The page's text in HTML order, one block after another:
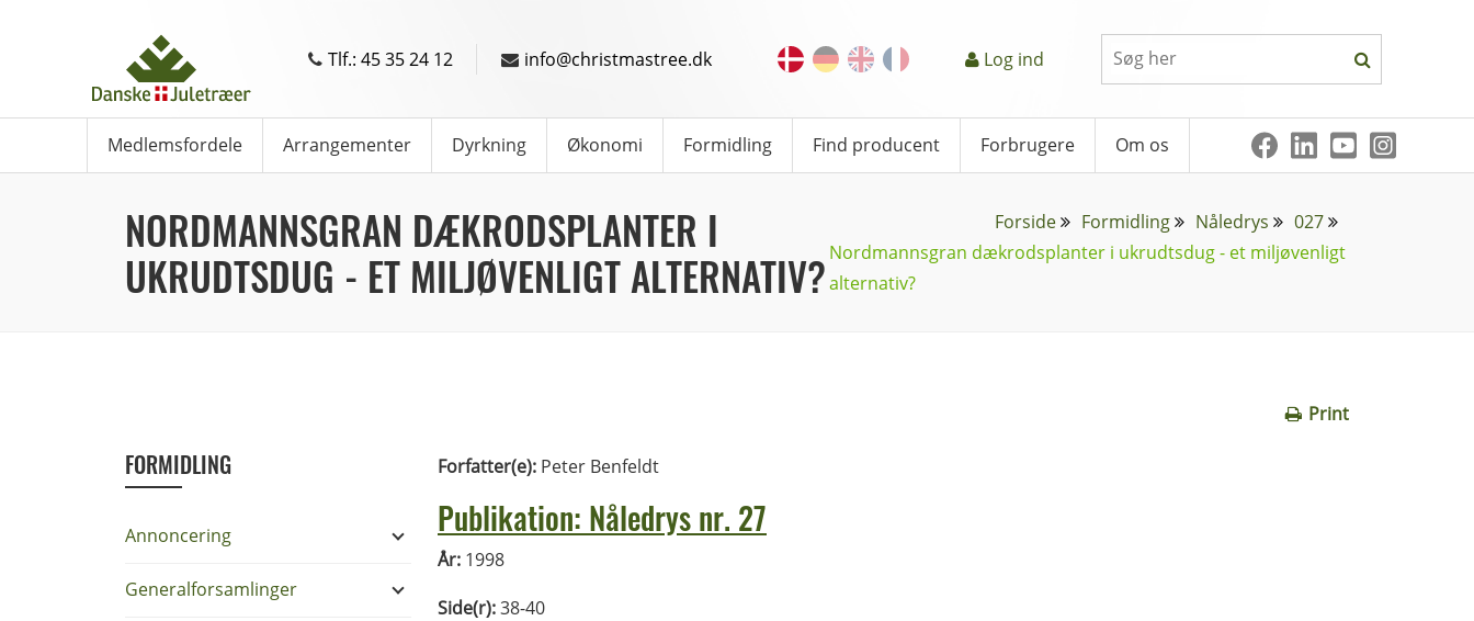
Tlf.: 45 35 24 12 info@christmastree.dk Log ind
Medlemsfordele Arrangementer Dyrkning Økonomi Formidling Find producent Forbrugere Om os
NORDMANNSGRAN DÆKRODSPLANTER I
UKRUDTSDUG - ET MILJØVENLIGT ALTERNATIV?
Forside Formidling Nåledrys
027
Nordmannsgran dækrodsplanter i ukrudtsdug - et miljøvenligt
alternativ?
Print
FORMIDLING
Annoncering
Generalforsamlinger
Forfatter(e): Peter Benfeldt
Publikation: Nåledrys nr. 27
År: 1998
Side(r):38-40